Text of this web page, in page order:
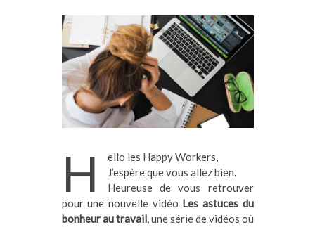
H
ello les Happy Workers,
J’espère que vous allez bien.
Heureuse de vous retrouver
pour une nouvelle vidéo Les astuces du
bonheur au travail, une série de vidéos où